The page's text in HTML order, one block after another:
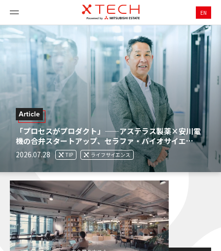
EN
Article
「プロセスがプロダクト」——アステラス製薬×安川電
機の合弁スタートアップ、セラファ・バイオサイエ…
2026.07.28 TIP ライフサイエンス